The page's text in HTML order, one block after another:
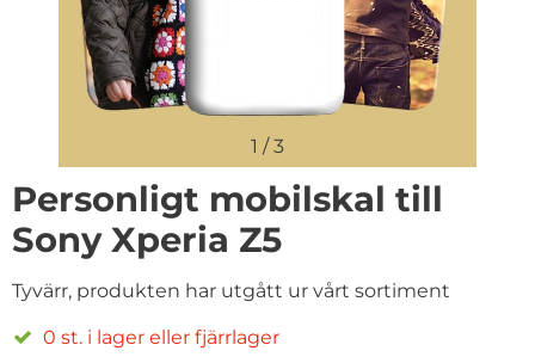
1 /3
Personligt mobilskal till
Sony Xperia Z5
Tyvärr, produkten har utgått ur vårt sortiment
0 st. i lager eller fjärrlager